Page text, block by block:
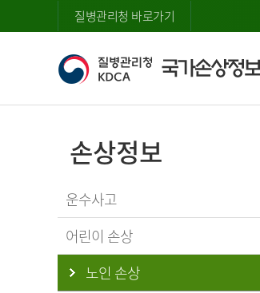
질병관리청 바로가기
손상정보
운수사고
어린이 손상
노인 손상